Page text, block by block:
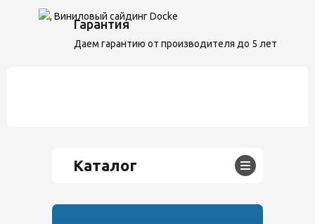
Гарантия
Даем гарантию от производителя до 5 лет
Каталог